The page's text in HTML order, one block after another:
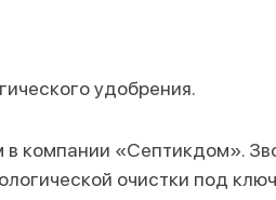
удобрения.
компании «Септикдом».
очистки под